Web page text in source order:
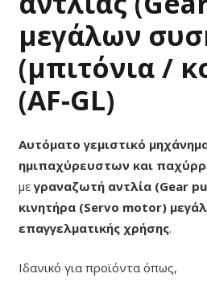
μεγάλων
(μπιτόνια /
(AF-GL)
Αυτόματο γεμιστικό
ημιπαχύρευστων και
μεγραναζωτή αντλία (Gear
κινητήρα (Servo motor)
επαγγελματικής χρήσης.
Ιδανικό για προϊόντα όπως,